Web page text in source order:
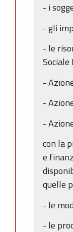
- i
- gli
- le
-
-
-
con la
e
quelle
- le
- le